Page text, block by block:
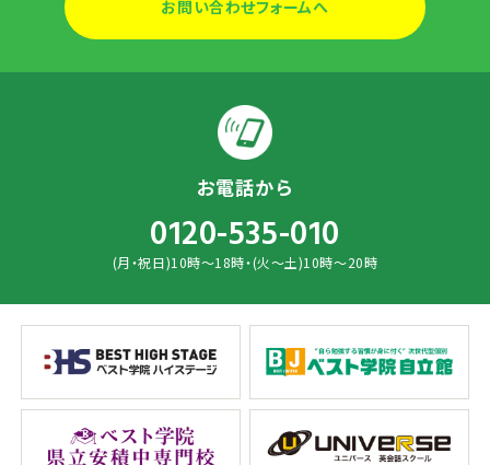
お問い合わせフォームへ
お電話から
0120-535-010
(月・祝日)10時～18時・(火～土)10時～20時